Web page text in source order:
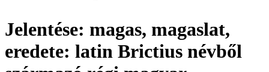
Jelentése: magas, magaslat,
eredete: latin Brictius névből